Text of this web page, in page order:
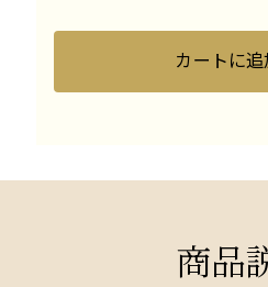
カートに追
商品